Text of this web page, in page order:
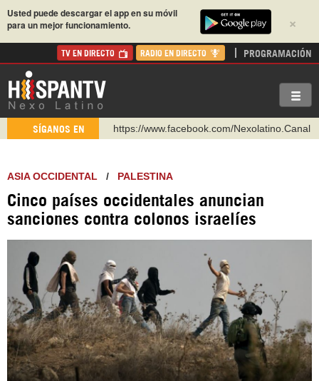
×
Usted puede descargar el app en su móvil
para un mejor funcionamiento.
TV EN DIRECTO RADIO EN DIRECTO PROGRAMACIÓN
SÍGANOS EN
https://www.facebook.com/Nexolatino.Canal
http://twitter.com/nexo_latino
https://t.me/hispantvcanal
https://urmedium.com/c/hispantv
Instagram como: hispan_tv
ASIA OCCIDENTAL / PALESTINA
Cinco países occidentales anuncian
sanciones contra colonos israelíes